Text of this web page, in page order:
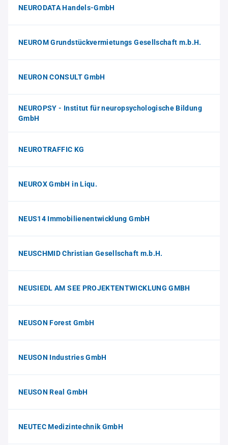
NEURODATA Handels-GmbH
NEUROM Grundstückvermietungs Gesellschaft m.b.H.
NEURON CONSULT GmbH
NEUROPSY - Institut für neuropsychologische Bildung
GmbH
NEUROTRAFFIC KG
NEUROX GmbH in Liqu.
NEUS14 Immobilienentwicklung GmbH
NEUSCHMID Christian Gesellschaft m.b.H.
NEUSIEDL AM SEE PROJEKTENTWICKLUNG GMBH
NEUSON Forest GmbH
NEUSON Industries GmbH
NEUSON Real GmbH
NEUTEC Medizintechnik GmbH